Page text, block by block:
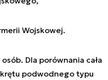
Wojskowej.
Dla porównania cała
podwodnego typu